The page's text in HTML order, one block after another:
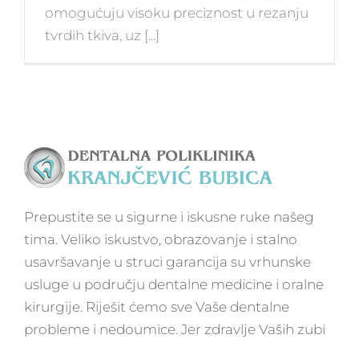
omogućuju visoku preciznost u rezanju
tvrdih tkiva, uz [...]
Prepustite se u sigurne i iskusne ruke našeg
tima. Veliko iskustvo, obrazovanje i stalno
usavršavanje u struci garancija su vrhunske
usluge u području dentalne medicine i oralne
kirurgije. Riješit ćemo sve Vaše dentalne
probleme i nedoumice. Jer zdravlje Vaših zubi